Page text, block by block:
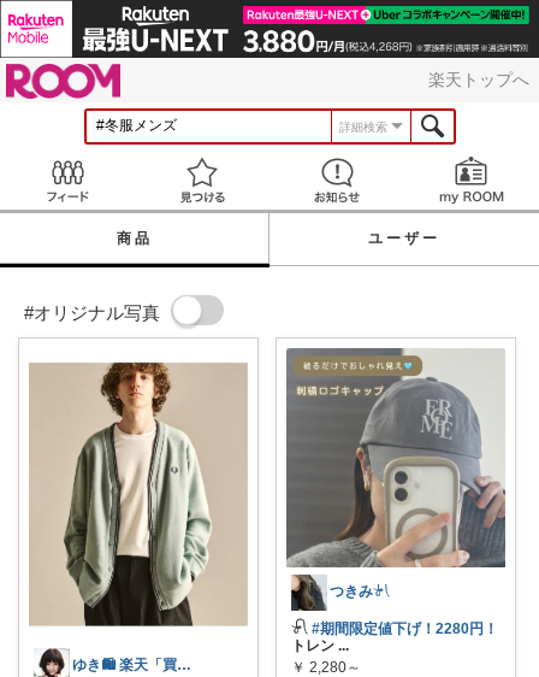
楽天トップへ
詳細検索
見つける お知らせ
商品 ユーザー
#オリジナル写真
ゆき🛍️ 楽天「買ってよかった」を厳選
つきみ𓍯
𓍯 #期間限定値下げ！2280円！
トレン ...
￥ 2,280～